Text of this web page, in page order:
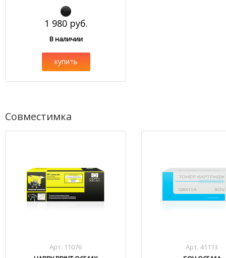
1 980 руб.
В наличии
купить
Совместимка
Арт. 11076
Арт. 41113